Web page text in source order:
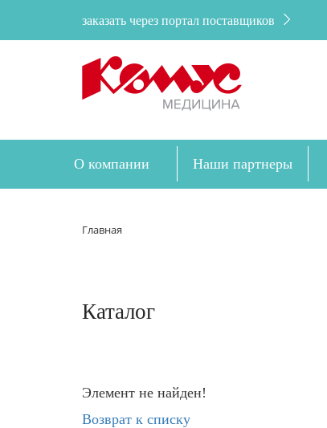
заказать через портал поставщиков
О компании Наши партнеры
Главная
Каталог
Элемент не найден!
Возврат к списку